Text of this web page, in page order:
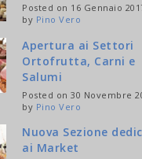
Posted on 16 Gennaio
by Pino Vero
Apertura ai Settori
Ortofrutta, Carni e
Salumi
Posted on 30 Novembre
by Pino Vero
Nuova Sezione
ai Market